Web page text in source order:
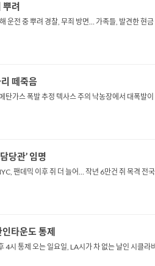
려
운전 중 뿌려 경찰, 무죄 방면… 가족들, 발견한 현
떼죽음
탄가스 폭발 추정 텍사스 주의 낙농장에서 대폭
당관’ 임명
팬데믹 이후 쥐 더 늘어… 작년 6만건 쥐 목격
타운도 통제
시 통제 오는 일요일, LA시가 차 없는 날인 시클